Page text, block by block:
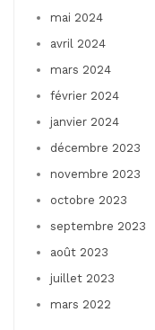
mai 2024
avril 2024
mars 2024
février 2024
janvier 2024
décembre 2023
novembre 2023
octobre 2023
septembre 2023
août 2023
juillet 2023
mars 2022